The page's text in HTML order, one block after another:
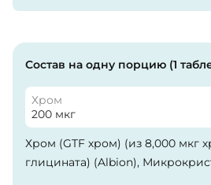
Состав на одну порцию (1
Хром
200 мкг
Хром (GTF хром) (из 8,000 мкг
глицината) (Albion),